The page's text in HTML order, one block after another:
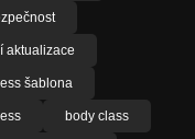
aktualizace
šablona
body class